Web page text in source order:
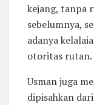
kejang, tanpa
sebelumnya,
adanya
otoritas rutan.
Usman juga
dipisahkan